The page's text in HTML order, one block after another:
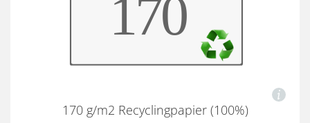
170 g/m2 Recyclingpapier (100%)